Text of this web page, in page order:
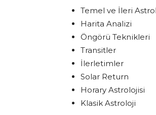
Temel ve İleri
Harita Analizi
Öngörü Teknikleri
Transitler
İlerletimler
Solar Return
Horary Astrolojisi
Klasik Astroloji